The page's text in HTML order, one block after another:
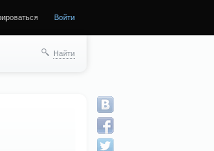
Войти
Найти